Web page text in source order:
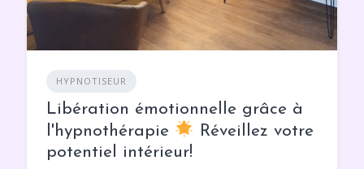
HYPNOTISEUR
Libération émotionnelle grâce à
l'hypnothérapie
Réveillez votre
potentiel intérieur!